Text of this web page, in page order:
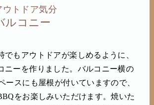
トドア気分
ルコニー
でもアウトドアが楽しめるように、
ニーを作りました。バルコニー横の
ースにも屋根が付いていますので、
をお楽しみいただけます。焼いた